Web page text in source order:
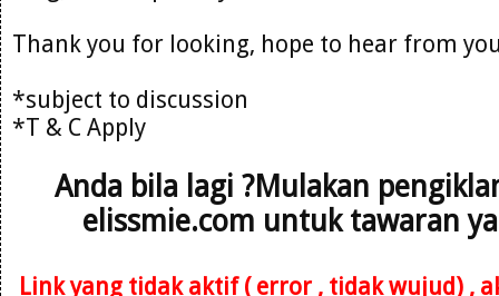
Thank you for looking, hope to hear from
*subject to discussion
*T & C Apply
Anda bila lagi ?Mulakan
elissmie.com untuk tawaran
Link yang tidak aktif ( error , tidak wujud) ,